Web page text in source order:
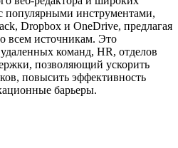
популярными инструментами,
Dropbox и OneDrive, предлагая
всем источникам. Это
команд, HR, отделов
позволяющий ускорить
повысить эффективность
барьеры.